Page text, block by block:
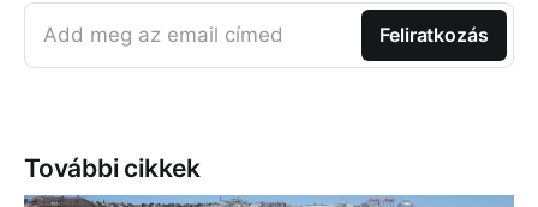
Add meg az email címed Feliratkozás
További cikkek